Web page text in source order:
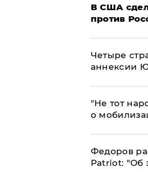
В США
против
Четыре
аннексии
​"Не тот
о
Федоров
Patriot: "Об